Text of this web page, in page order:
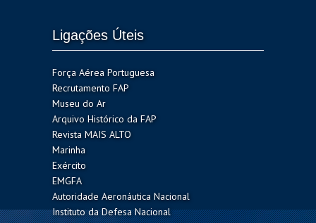
Ligações Úteis
Força Aérea Portuguesa
Recrutamento FAP
Museu do Ar
Arquivo Histórico da FAP
Revista MAIS ALTO
Marinha
Exército
EMGFA
Autoridade Aeronáutica Nacional
Instituto da Defesa Nacional